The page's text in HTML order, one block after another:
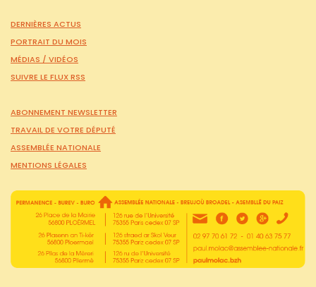
DERNIÈRES ACTUS
PORTRAIT DU MOIS
MÉDIAS / VIDÉOS
SUIVRE LE FLUX RSS
ABONNEMENT NEWSLETTER
TRAVAIL DE VOTRE DÉPUTÉ
ASSEMBLÉE NATIONALE
MENTIONS LÉGALES